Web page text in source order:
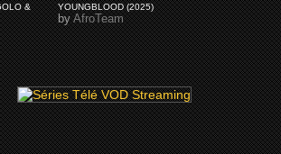
&
YOUNGBLOOD (2025)
byAfroTeam